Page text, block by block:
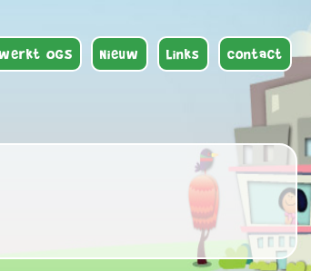
OGS Nieuw Links Contact